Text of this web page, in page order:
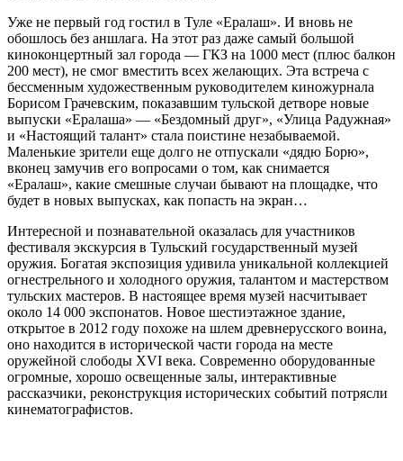
Уже не первый год гостил в Туле «Ералаш». И вновь не
обошлось без аншлага. На этот раз даже самый большой
киноконцертный зал города — ГКЗ на 1000 мест (плюс балкон
200 мест), не смог вместить всех желающих. Эта встреча с
бессменным художественным руководителем киножурнала
Борисом Грачевским, показавшим тульской детворе новые
выпуски «Ералаша» — «Бездомный друг», «Улица Радужная»
и «Настоящий талант» стала поистине незабываемой.
Маленькие зрители еще долго не отпускали «дядю Борю»,
вконец замучив его вопросами о том, как снимается
«Ералаш», какие смешные случаи бывают на площадке, что
будет в новых выпусках, как попасть на экран…
Интересной и познавательной оказалась для участников
фестиваля экскурсия в Тульский государственный музей
оружия. Богатая экспозиция удивила уникальной коллекцией
огнестрельного и холодного оружия, талантом и мастерством
тульских мастеров. В настоящее время музей насчитывает
около 14 000 экспонатов. Новое шестиэтажное здание,
открытое в 2012 году похоже на шлем древнерусского воина,
оно находится в исторической части города на месте
оружейной слободы XVI века. Современно оборудованные
огромные, хорошо освещенные залы, интерактивные
рассказчики, реконструкция исторических событий потрясли
кинематографистов.